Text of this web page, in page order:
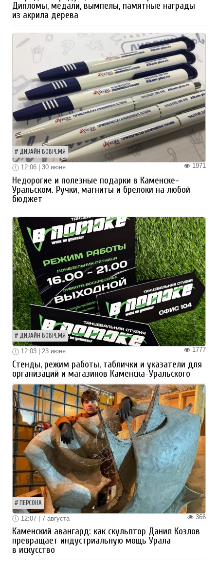
Дипломы, медали, вымпелы, памятные награды
из акрила дерева
ДИЗАЙН ВОВРЕМЯ
1971
12:06 | 30 июня
Недорогие и полезные подарки в Каменске-
Уральском. Ручки, магниты и брелоки на любой
бюджет
ДИЗАЙН ВОВРЕМЯ
1777
12:03 | 23 июня
Стенды, режим работы, таблички и указатели для
организаций и магазинов Каменска-Уральского
ПЕРСОНА
366
12:07 | 7 августа
Каменский авангард: как скульптор Данил Козлов
превращает индустриальную мощь Урала
в искусство